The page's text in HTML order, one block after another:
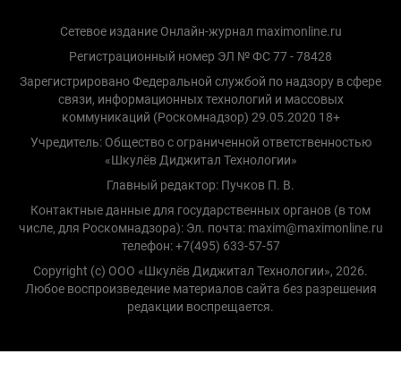
Сетевое издание Онлайн-журнал maximonline.ru
Регистрационный номер ЭЛ № ФС 77 - 78428
Зарегистрировано Федеральной службой по надзору в сфере
связи, информационных технологий и массовых
коммуникаций (Роскомнадзор) 29.05.2020 18+
Учредитель: Общество с ограниченной ответственностью
«Шкулёв Диджитал Технологии»
Главный редактор: Пучков П. В.
Контактные данные для государственных органов (в том
числе, для Роскомнадзора): Эл. почта: maxim@maximonline.ru
телефон: +7(495) 633-57-57
Copyright (с) ООО «Шкулёв Диджитал Технологии», 2026.
Любое воспроизведение материалов сайта без разрешения
редакции воспрещается.